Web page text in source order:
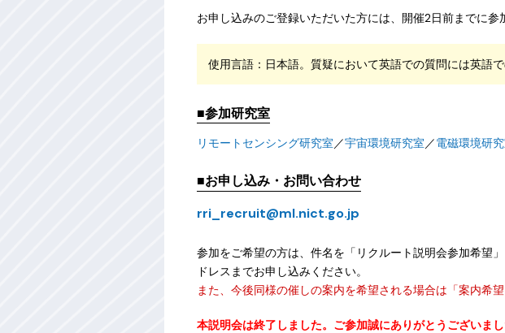
お申し込みのご登録いただいた方には、開催2日前までに参
使用言語：日本語。質疑において英語での質問には英語で
■参加研究室
リモートセンシング研究室／宇宙環境研究室／電磁環境研
■お申し込み・お問い合わせ
rri_recruit@ml.nict.go.jp
参加をご希望の方は、件名を「リクルート説明会参加希望
ドレスまでお申し込みください。
また、今後同様の催しの案内を希望される場合は「案内希望
本説明会は終了しました。ご参加誠にありがとうございまし